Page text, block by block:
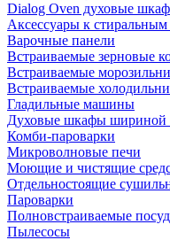
Dialog Oven духовые
Аксессуары к
Варочные панели
Встраиваемые зерновые
Встраиваемые
Встраиваемые
Гладильные машины
Духовые шкафы шириной
Комби-пароварки
Микроволновые печи
Моющие и чистящие
Отдельностоящие
Пароварки
Полновстраиваемые
Пылесосы